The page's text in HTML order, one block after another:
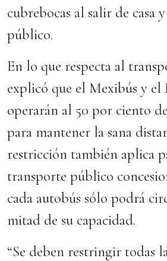
cubrebocas al salir de casa
público.
En lo que respecta al
explicó que el Mexibús y el
operarán al 50 por ciento
para mantener la sana
restricción también aplica
transporte público
cada autobús sólo podrá
mitad de su capacidad.
“Se deben restringir todas